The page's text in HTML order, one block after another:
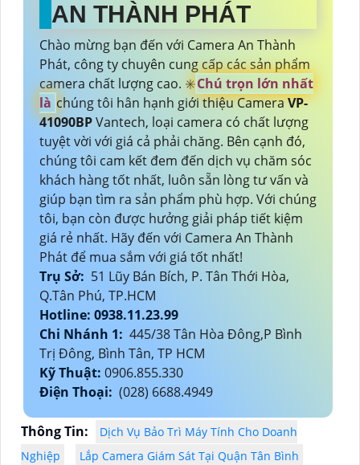
AN THÀNH PHÁT
Chào mừng bạn đến với Camera An Thành
Phát, công ty chuyên cung cấp các sản phẩm
camera chất lượng cao. ✳️Chú trọn lớn nhất
là chúng tôi hân hạnh giới thiệu CameraVP-
41090BPVantech, loại camera có chất lượng
tuyệt vời với giá cả phải chăng. Bên cạnh đó,
chúng tôi cam kết đem đến dịch vụ chăm sóc
khách hàng tốt nhất, luôn sẵn lòng tư vấn và
giúp bạn tìm ra sản phẩm phù hợp. Với chúng
tôi, bạn còn được hưởng giải pháp tiết kiệm
giá rẻ nhất. Hãy đến với Camera An Thành
Phát để mua sắm với giá tốt nhất!
Trụ Sở: 51 Lũy Bán Bích, P. Tân Thới Hòa,
Q.Tân Phú, TP.HCM
Hotline: 0938.11.23.99
Chi Nhánh 1: 445/38 Tân Hòa Đông,P Bình
Trị Đông, Bình Tân, TP HCM
Kỹ Thuật: 0906.855.330
Điện Thoại: (028) 6688.4949
Thông Tin:
Dịch Vụ Bảo Trì Máy Tính Cho Doanh
Nghiệp
Lắp Camera Giám Sát Tại Quận Tân Bình